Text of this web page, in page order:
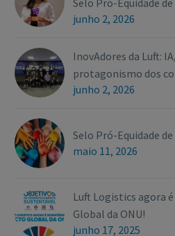
junho 2, 2026
InovAdores da Luft:
protagonismo dos
junho 2, 2026
Selo Pró-Equidade
maio 11, 2026
Luft Logistics agora
Global da ONU!
junho 17, 2025